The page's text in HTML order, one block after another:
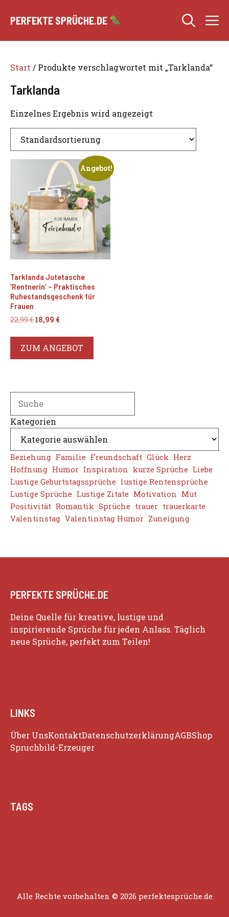
Inhalt
PERFEKTE SPRÜCHE.DE
Start / Produkte verschlagwortet mit „Tarklanda“
Tarklanda
Einzelnes Ergebnis wird angezeigt
Angebot!
Tarklanda Jutetasche
‘Rentnerin’ – Praktisches
Ruhestandsgeschenk für
Frauen
22,99€ Ursprünglicher
war:
22,99 €
18,99 €Aktueller
ist:
18,99 €.
ZUM ANGEBOT
Kategorien
Beziehung Familie Freundschaft Glück Herz
Hoffnung Humor Inspiration kurze Sprüche Liebe
Lustige Geburtstagssprüche lustige Rentensprüche
Lustige Sprüche Lustige Zitate Motivation
Mut
Positivität Romantik Sprüche trauer trauerkarte
Valentinstag Valentinstag Humor Zuneigung
PERFEKTE SPRÜCHE.DE
Deine Quelle für kreative, lustige und
inspirierende Sprüche für jeden Anlass. Täglich
neue Sprüche, perfekt zum Teilen!
LINKS
Über UnsKontaktDatenschutzerklärungAGBShop
Spruchbild-Erzeuger
TAGS
Alle Rechte vorbehalten © 2026 perfektesprüche.de